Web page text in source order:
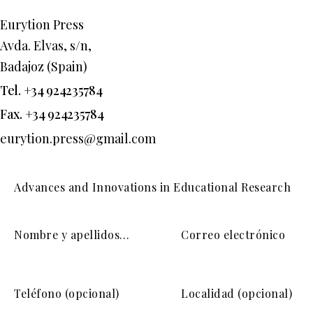
Eurytion Press
Avda. Elvas, s/n,
Badajoz (Spain)
Tel. +34 924235784
Fax. +34 924235784
eurytion.press@gmail.com